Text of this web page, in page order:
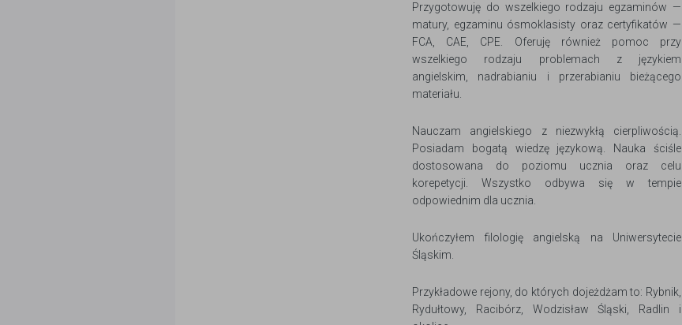
Przygotowuję do wszelkiego rodzaju egzaminów —
matury, egzaminu ósmoklasisty oraz certyfikatów —
FCA, CAE, CPE. Oferuję również pomoc przy
wszelkiego rodzaju problemach z językiem
angielskim, nadrabianiu i przerabianiu bieżącego
materiału.
Nauczam angielskiego z niezwykłą cierpliwością.
Posiadam bogatą wiedzę językową. Nauka ściśle
dostosowana do poziomu ucznia oraz celu
korepetycji. Wszystko odbywa się w tempie
odpowiednim dla ucznia.
Ukończyłem filologię angielską na Uniwersytecie
Śląskim.
Przykładowe rejony, do których dojeżdżam to: Rybnik,
Rydułtowy, Racibórz, Wodzisław Śląski, Radlin i